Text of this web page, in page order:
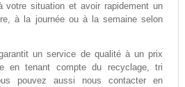
votre situation et avoir rapidement un
à la journée ou à la semaine selon
un service de qualité à un prix
en tenant compte du recyclage, tri
pouvez aussi nous contacter en